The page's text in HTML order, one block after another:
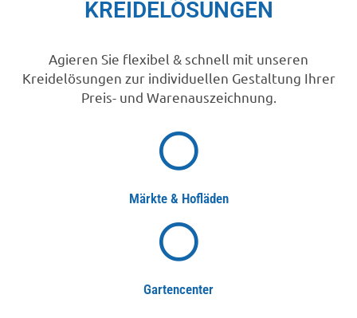
KREIDELÖSUNGEN
Agieren Sie flexibel & schnell mit unseren
Kreidelösungen zur individuellen Gestaltung Ihrer
Preis- und Warenauszeichnung.
Märkte & Hofläden
Gartencenter